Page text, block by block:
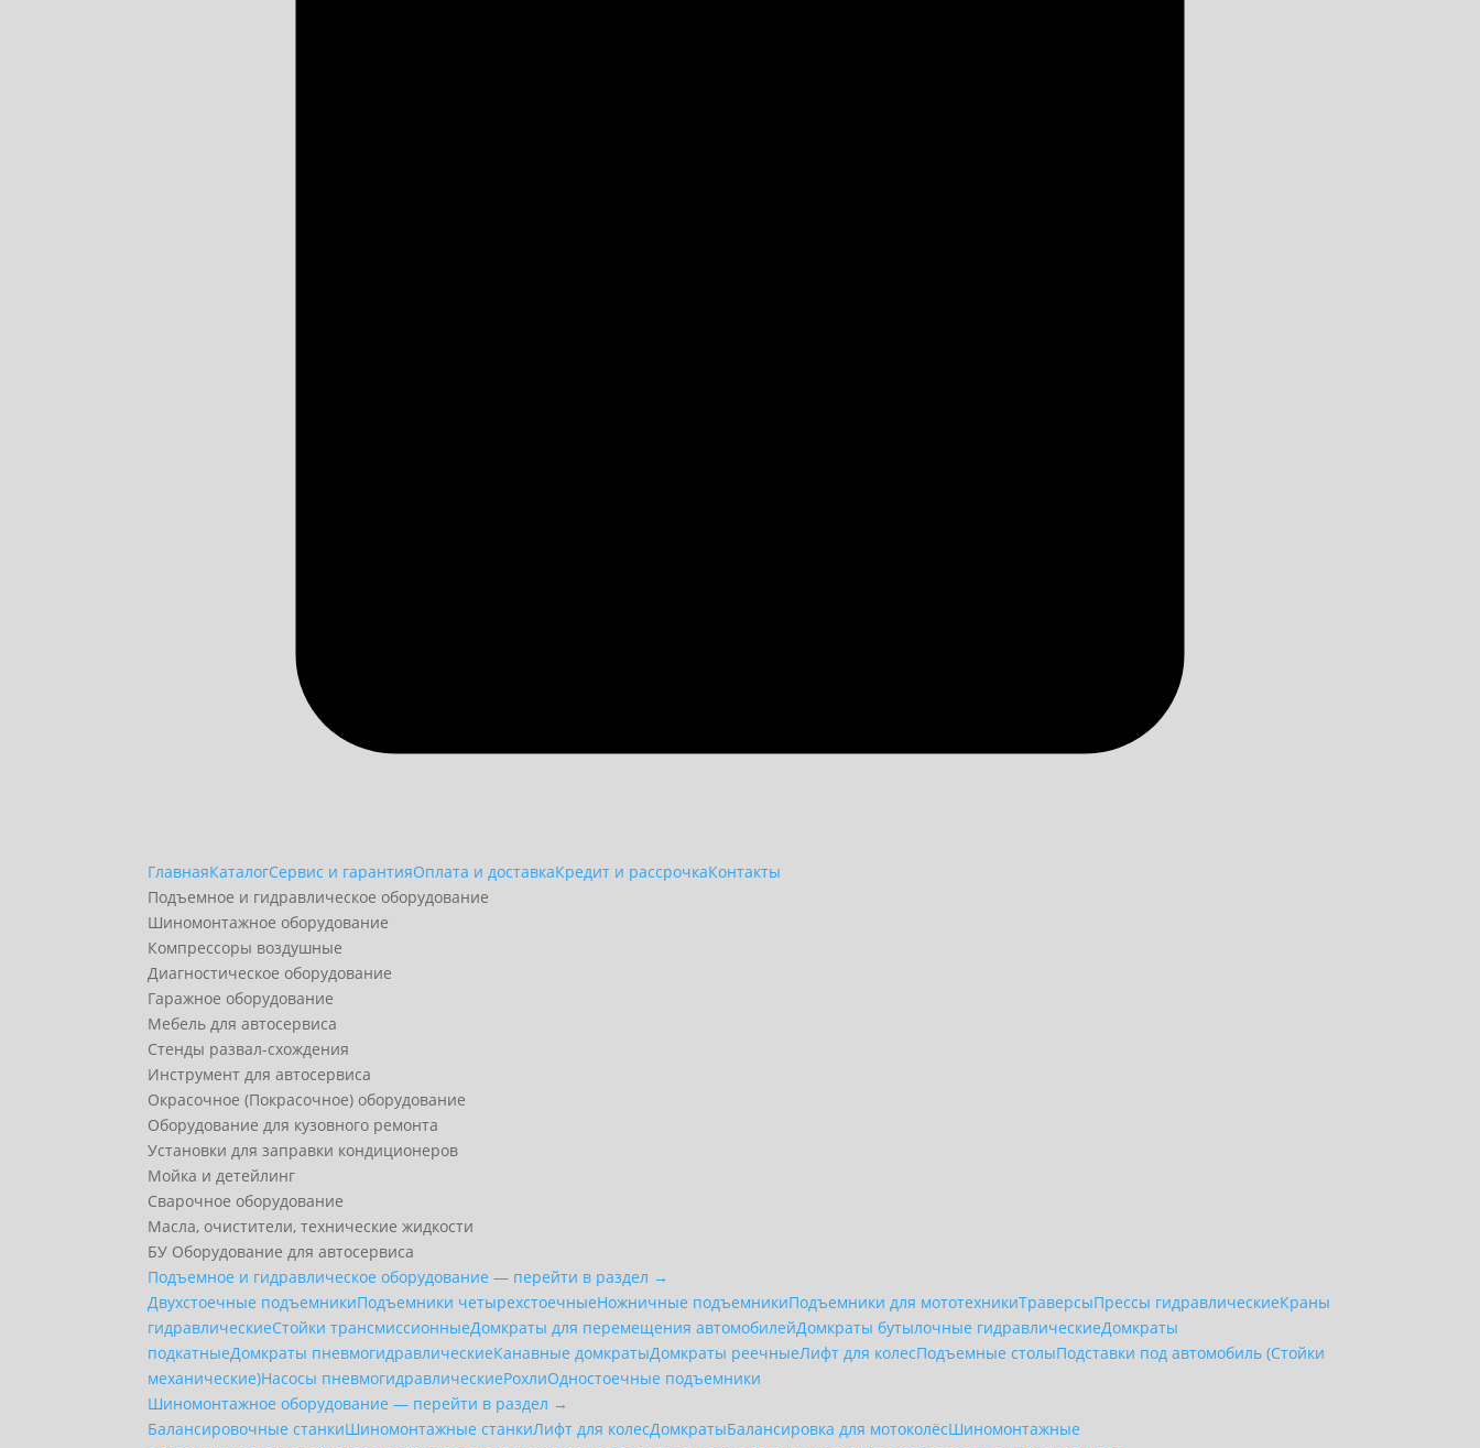
ГлавнаяКаталогСервис и гарантияОплата и доставкаКредит и рассрочкаКонтакты
Подъемное и гидравлическое оборудование
Шиномонтажное оборудование
Компрессоры воздушные
Диагностическое оборудование
Гаражное оборудование
Мебель для автосервиса
Стенды развал-схождения
Инструмент для автосервиса
Окрасочное (Покрасочное) оборудование
Оборудование для кузовного ремонта
Установки для заправки кондиционеров
Мойка и детейлинг
Сварочное оборудование
Масла, очистители, технические жидкости
БУ Оборудование для автосервиса
Подъемное и гидравлическое оборудование — перейти в раздел →
Двухстоечные подъемникиПодъемники четырехстоечныеНожничные подъемникиПодъемники для мототехникиТраверсыПрессы гидравлическиеКраны
гидравлическиеСтойки трансмиссионныеДомкраты для перемещения автомобилейДомкраты бутылочные гидравлическиеДомкраты
подкатныеДомкраты пневмогидравлическиеКанавные домкратыДомкраты реечныеЛифт для колесПодъемные столыПодставки под автомобиль (Стойки
механические)Насосы пневмогидравлическиеРохлиОдностоечные подъемники
Шиномонтажное оборудование — перейти в раздел →
Балансировочные станкиШиномонтажные станкиЛифт для колесДомкратыБалансировка для мотоколёсШиномонтажные